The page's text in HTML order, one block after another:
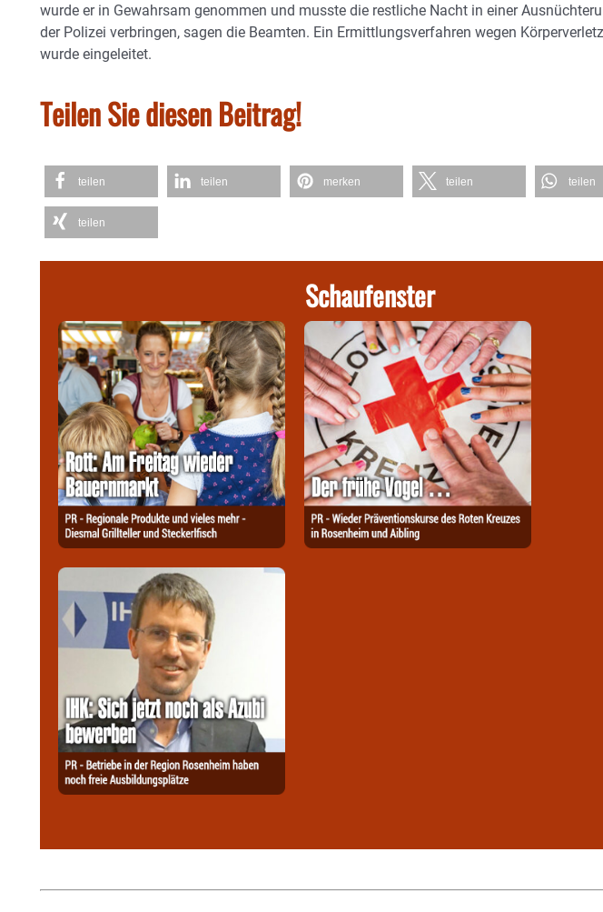
wurde er in Gewahrsam genommen und musste die restliche Nacht in einer
der Polizei verbringen, sagen die Beamten. Ein Ermittlungsverfahren wegen
wurde eingeleitet.
Teilen Sie diesen Beitrag!
teilen teilen merken teilen teilen
teilen
Schaufenster